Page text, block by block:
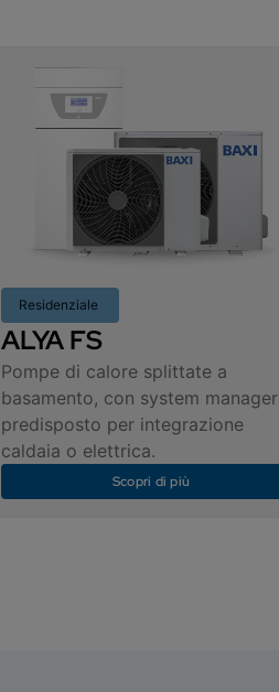
Residenziale
ALYA FS
Pompe di calore splittate a
basamento, con system manager
predisposto per integrazione
caldaia o elettrica.
Scopri di più